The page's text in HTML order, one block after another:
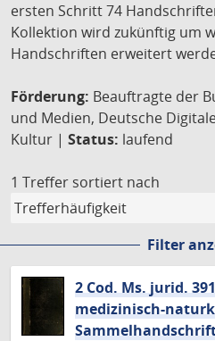
ersten Schritt 74
Kollektion wird zukünftig um
Handschriften erweitert
Förderung: Beauftragte der
und Medien, Deutsche
Kultur | Status: laufend
1 Treffer sortiert nach
Filter
2 Cod. Ms. jurid.
medizinisch-